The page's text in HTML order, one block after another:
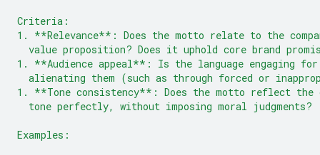
Criteria:
1. **Relevance**: Does the motto relate to the
value proposition? Does it uphold core brand
1. **Audience appeal**: Is the language engaging
alienating them (such as through forced or
1. **Tone consistency**: Does the motto reflect the
  tone perfectly, without imposing moral judgments?
Examples: